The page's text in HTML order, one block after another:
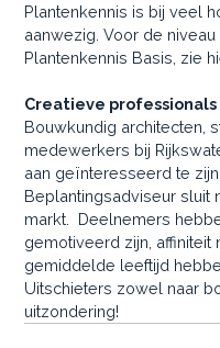
Plantenkennis is bij veel
aanwezig. Voor de
Plantenkennis Basis, zie
Creatieve
Bouwkundig architecten,
medewerkers bij
aan geïnteresseerd te
Beplantingsadviseur sluit
markt. Deelnemers
gemotiveerd zijn,
gemiddelde leeftijd
Uitschieters zowel naar
uitzondering!